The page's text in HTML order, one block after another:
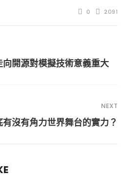
0 2091
開源對模擬技術意義重大
NEXT
沒有角力世界舞台的實力？